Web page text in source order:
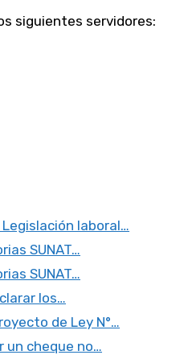
siguientes servidores:
laboral…
SUNAT…
SUNAT…
los…
de Ley N°…
un cheque no…